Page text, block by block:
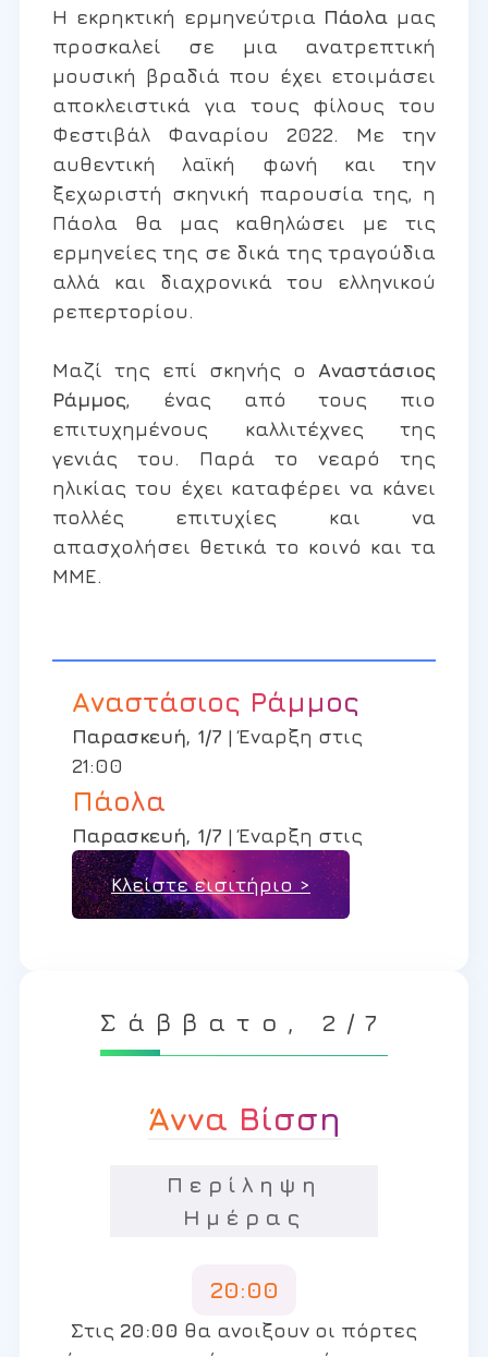
Η εκρηκτική ερμηνεύτρια Πάολα μας
προσκαλεί σε μια ανατρεπτική
μουσική βραδιά που έχει ετοιμάσει
αποκλειστικά για τους φίλους του
Φεστιβάλ Φαναρίου 2022. Με την
αυθεντική λαϊκή φωνή και την
ξεχωριστή σκηνική παρουσία της, η
Πάολα θα μας καθηλώσει με τις
ερμηνείες της σε δικά της τραγούδια
αλλά και διαχρονικά του ελληνικού
ρεπερτορίου.
Μαζί της επί σκηνής ο Αναστάσιος
Ράμμος, ένας από τους πιο
επιτυχημένους καλλιτέχνες της
γενιάς του. Παρά το νεαρό της
ηλικίας του έχει καταφέρει να κάνει
πολλές επιτυχίες και να
απασχολήσει θετικά το κοινό και τα
ΜΜΕ.
Αναστάσιος Ράμμος
Παρασκευή, 1/7 | Έναρξη στις
21:00
Πάολα
Παρασκευή, 1/7 | Έναρξη στις
Κλείστε εισιτήριο >
Σάββατο, 2/7
Άννα Βίσση
Περίληψη
Ημέρας
20:00
Στις 20:00 θα ανοιξουν οι πόρτες